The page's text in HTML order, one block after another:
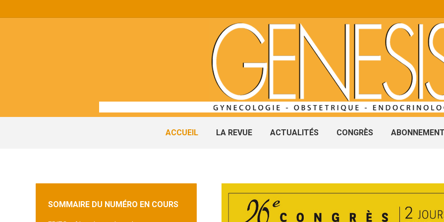
ACCUEIL LA REVUE ACTUALITÉS CONGRÈS ABONNEMENT
SOMMAIRE DU NUMÉRO EN COURS